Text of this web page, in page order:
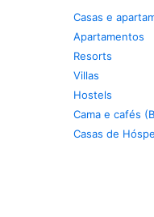
Casas e
Apartamentos
Resorts
Villas
Hostels
Cama e cafés
Casas de